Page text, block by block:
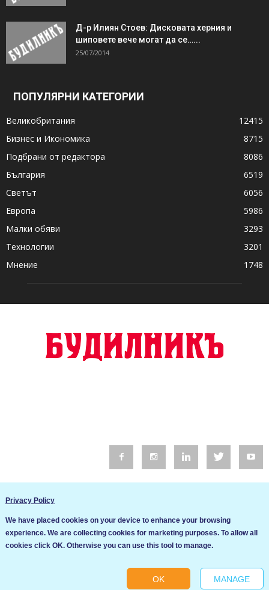
Д-р Илиян Стоев: Дисковата херния и
шиповете вече могат да се…...
25/07/2014
ПОПУЛЯРНИ КАТЕГОРИИ
Великобритания
12415
Бизнес и Икономика
8715
Подбрани от редактора
8086
България
6519
Светът
6056
Европа
5986
Малки обяви
3293
Технологии
3201
Мнение
1748
Общи условия
Cookie settings
Privacy Policy
We have placed cookies on your device to enhance your browsing
experience. We are collecting cookies for marketing purposes. To allow all
cookies click OK. Otherwise you can use this tool to manage.
OK MANAGE
Ние използваме бисквитки за да подобрим услугите си. Ако
продължите да посещавате този сайт, ние приемаме, че се